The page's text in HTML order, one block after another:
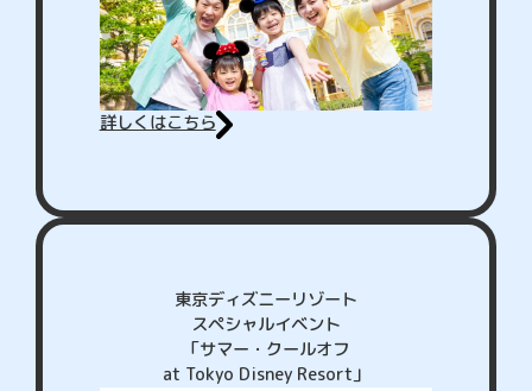
詳しくはこちら
東京ディズニーリゾート
スペシャルイベント
「サマー・クールオフ
at Tokyo Disney Resort」